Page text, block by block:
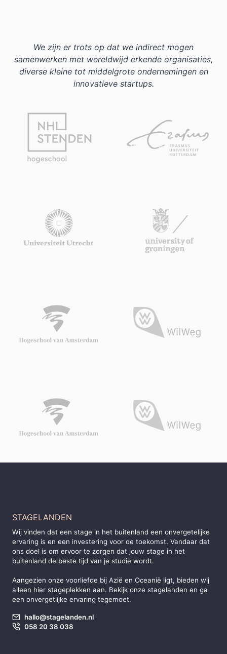
We zijn er trots op dat we indirect mogen
samenwerken met wereldwijd erkende organisaties,
diverse kleine tot middelgrote ondernemingen en
innovatieve startups.
STAGELANDEN
Wij vinden dat een stage in het buitenland een onvergetelijke
ervaring is en een investering voor de toekomst. Vandaar dat
ons doel is om ervoor te zorgen dat jouw stage in het
buitenland de beste tijd van je studie wordt.
Aangezien onze voorliefde bij Azië en Oceanië ligt, bieden wij
alleen hier stageplekken aan. Bekijk onze stagelanden en ga
een onvergetlijke ervaring tegemoet.
hallo@stagelanden.nl
058 20 38 038